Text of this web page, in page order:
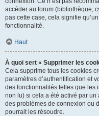
accéder au forum (bibliothèque,
pas cette case, cela signifie
fonctionnalité.
Haut
À quoi sert « Supprimer les
Cela supprime tous les cookies
paramètres d’authentification et
des fonctionnalités telles que les
non lu) si cela a été activé par
des problèmes de connexion ou
pourrait les résoudre.